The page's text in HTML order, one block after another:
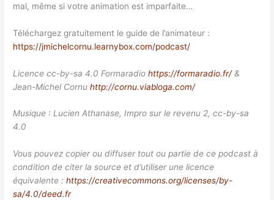
mal, même si votre animation est imparfaite…
Téléchargez gratuitement le guide de l’animateur :
https://jmichelcornu.learnybox.com/podcast/
Licence cc-by-sa 4.0 Formaradiohttps://formaradio.fr/&
Jean-Michel Cornuhttp://cornu.viabloga.com/
Musique : Lucien Athanase, Impro sur le revenu 2, cc-by-sa
4.0
Vous pouvez copier ou diffuser tout ou partie de ce podcast à
condition de citer la source et d’utiliser une licence
équivalente :https://creativecommons.org/licenses/by-
sa/4.0/deed.fr